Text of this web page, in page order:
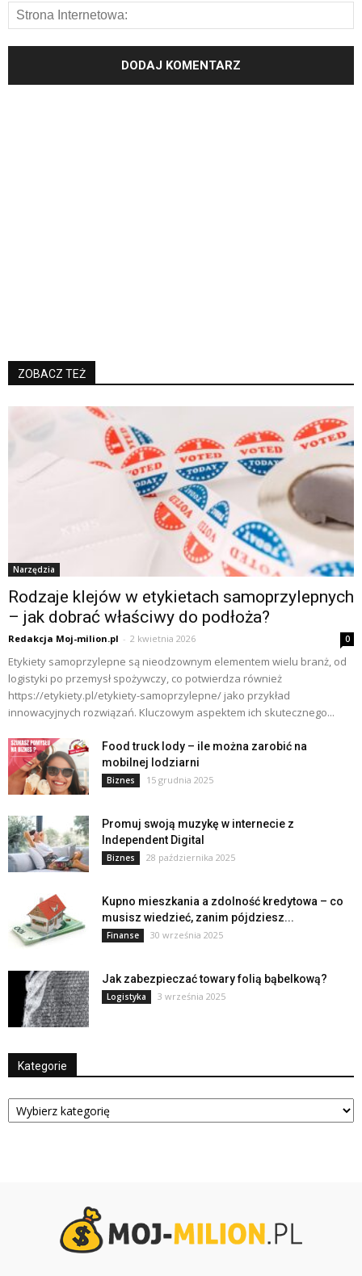
ZOBACZ TEŻ
Narzędzia
Rodzaje klejów w etykietach samoprzylepnych
– jak dobrać właściwy do podłoża?
Redakcja Moj-milion.pl - 2 kwietnia 2026 0
Etykiety samoprzylepne są nieodzownym elementem wielu branż, od
logistyki po przemysł spożywczy, co potwierdza również
https://etykiety.pl/etykiety-samoprzylepne/ jako przykład
innowacyjnych rozwiązań. Kluczowym aspektem ich skutecznego...
Food truck lody – ile można zarobić na
mobilnej lodziarni
Biznes 15 grudnia 2025
Promuj swoją muzykę w internecie z
Independent Digital
Biznes 28 października 2025
Kupno mieszkania a zdolność kredytowa – co
musisz wiedzieć, zanim pójdziesz...
Finanse 30 września 2025
Jak zabezpieczać towary folią bąbelkową?
Logistyka 3 września 2025
Kategorie
Kategorie